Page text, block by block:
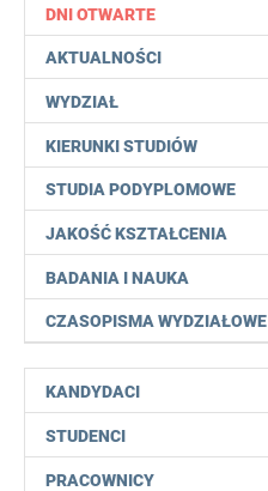
DNI OTWARTE
AKTUALNOŚCI
WYDZIAŁ
KIERUNKI STUDIÓW
STUDIA PODYPLOMOWE
JAKOŚĆ KSZTAŁCENIA
BADANIA I NAUKA
CZASOPISMA WYDZIAŁOWE
KANDYDACI
STUDENCI
PRACOWNICY